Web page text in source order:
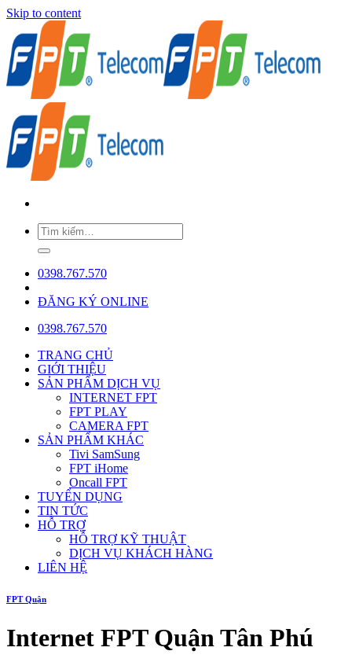
Skip to content
0398.767.570
ĐĂNG KÝ ONLINE
0398.767.570
TRANG CHỦ
GIỚI THIỆU
SẢN PHẨM DỊCH VỤ
INTERNET FPT
FPT PLAY
CAMERA FPT
SẢN PHẨM KHÁC
Tivi SamSung
FPT iHome
Oncall FPT
TUYỂN DỤNG
TIN TỨC
HỖ TRỢ
HỖ TRỢ KỸ THUẬT
DỊCH VỤ KHÁCH HÀNG
LIÊN HỆ
FPT Quận
Internet FPT Quận Tân Phú